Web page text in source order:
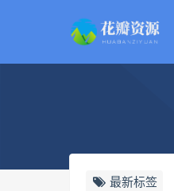
最新标签